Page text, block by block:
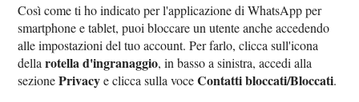
Così come ti ho indicato per l'applicazione di WhatsApp per
smartphone e tablet, puoi bloccare un utente anche accedendo
alle impostazioni del tuo account. Per farlo, clicca sull'icona
dellarotella d'ingranaggio, in basso a sinistra, accedi alla
sezionePrivacye clicca sulla voceContatti bloccati/Bloccati.